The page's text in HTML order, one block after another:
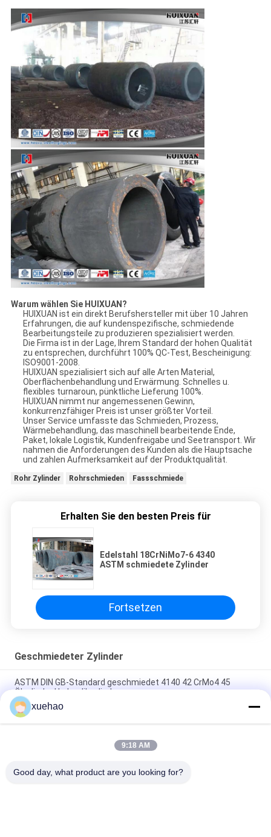
Warum wählen Sie HUIXUAN?
HUIXUAN ist ein direkt Berufshersteller mit über 10 Jahren
Erfahrungen, die auf kundenspezifische, schmiedende
Bearbeitungsteile zu produzieren spezialisiert werden.
Die Firma ist in der Lage, Ihrem Standard der hohen Qualität
zu entsprechen, durchführt 100% QC-Test, Bescheinigung:
ISO9001-2008.
HUIXUAN spezialisiert sich auf alle Arten Material,
Oberflächenbehandlung und Erwärmung. Schnelles u.
flexibles turnaroun, pünktliche Lieferung 100%.
HUIXUAN nimmt nur angemessenen Gewinn,
konkurrenzfähiger Preis ist unser größter Vorteil.
Unser Service umfasste das Schmieden, Prozess,
Wärmebehandlung, das maschinell bearbeitende Ende,
Paket, lokale Logistik, Kundenfreigabe und Seetransport. Wir
nahmen die Anforderungen des Kunden als die Hauptsache
und zahlen Aufmerksamkeit auf der Produktqualität.
Rohr Zylinder Rohrschmieden Fassschmiede
Erhalten Sie den besten Preis für
Edelstahl 18CrNiMo7-6 4340
ASTM schmiedete Zylinder
Fortsetzen
Geschmiedeter Zylinder
ASTM DIN GB-Standard geschmiedet 4140 42 CrMo4 45
Ölzylinder Hydraulikzylinder
ASTM-förmige offen geschmiedete Zylinderfässer Fässer
Schmieden
ASTM DIN Standard Hochdruckboiler
xuehao
9:18 AM
Good day, what product are you looking for?